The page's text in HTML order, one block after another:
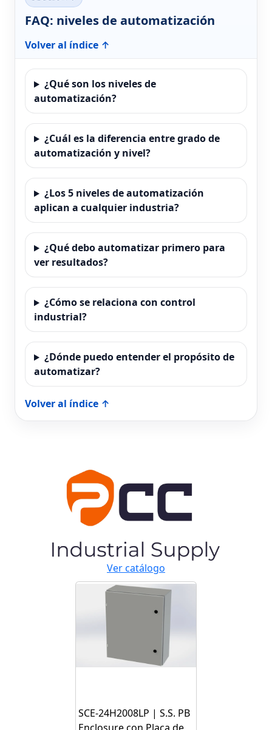
FAQ: niveles de automatización
Volver al índice ↑
¿Qué son los niveles de
automatización?
¿Cuál es la diferencia entre grado de
automatización y nivel?
¿Los 5 niveles de automatización
aplican a cualquier industria?
¿Qué debo automatizar primero para
ver resultados?
¿Cómo se relaciona con control
industrial?
¿Dónde puedo entender el propósito de
automatizar?
Volver al índice ↑
Ver catálogo
SCE-24H2008LP | S.S. PB
Enclosure con Placa de